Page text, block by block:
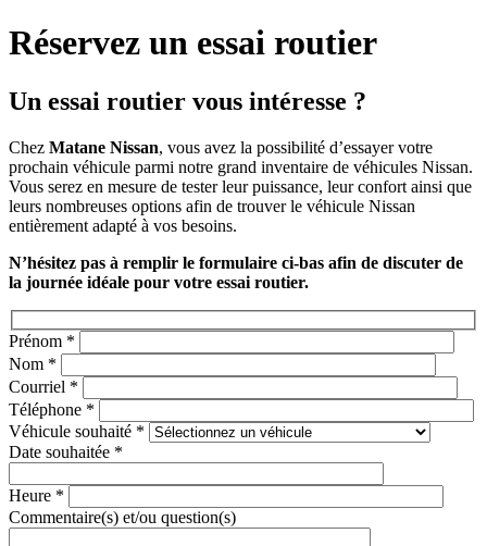
Réservez un essai routier
Un essai routier vous intéresse ?
Chez Matane Nissan, vous avez la possibilité d’essayer votre
prochain véhicule parmi notre grand inventaire de véhicules Nissan.
Vous serez en mesure de tester leur puissance, leur confort ainsi que
leurs nombreuses options afin de trouver le véhicule Nissan
entièrement adapté à vos besoins.
N’hésitez pas à remplir le formulaire ci-bas afin de discuter de
la journée idéale pour votre essai routier.
Prénom *
Nom *
Courriel *
Téléphone *
Véhicule souhaité *
Date souhaitée *
Heure *
Commentaire(s) et/ou question(s)